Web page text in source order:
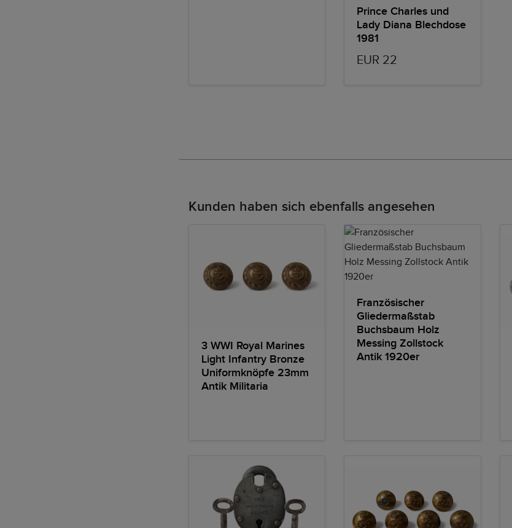
Prince Charles und
Lady Diana Blechdose
1981
EUR 22
Kunden haben sich ebenfalls angesehen
3 WWI Royal Marines
Light Infantry Bronze
Uniformknöpfe 23mm
Antik Militaria
Französischer
Gliedermaßstab
Buchsbaum Holz
Messing Zollstock
Antik 1920er